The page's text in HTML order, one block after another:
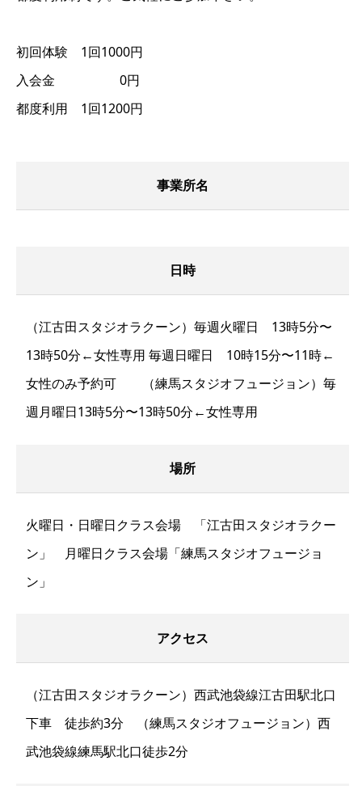
初回体験 1回1000円
入会金 0円
都度利用 1回1200円
事業所名
日時
（江古田スタジオラクーン）毎週火曜日 13時5分〜
13時50分←女性専用 毎週日曜日 10時15分〜11時←
女性のみ予約可 （練馬スタジオフュージョン）毎
週月曜日13時5分〜13時50分←女性専用
場所
火曜日・日曜日クラス会場 「江古田スタジオラクー
ン」 月曜日クラス会場「練馬スタジオフュージョ
ン」
アクセス
（江古田スタジオラクーン）西武池袋線江古田駅北口
下車 徒歩約3分 （練馬スタジオフュージョン）西
武池袋線練馬駅北口徒歩2分